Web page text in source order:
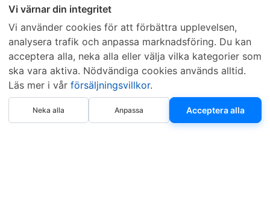
Vi värnar din integritet
Vi använder cookies för att förbättra upplevelsen,
analysera trafik och anpassa marknadsföring. Du kan
acceptera alla, neka alla eller välja vilka kategorier som
ska vara aktiva. Nödvändiga cookies används alltid.
Läs mer i vår försäljningsvillkor.
Neka alla Anpassa Acceptera alla
Köp nu
Sveriges mest sålda dieselbox
Kontakta KCR
Om KCR/Garantier
Återförsäljare
Sök KCR-box